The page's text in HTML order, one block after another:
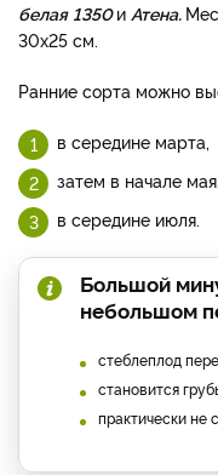
белая 1350и Атена.
30х25 см.
Ранние сорта можно
в середине марта,
затем в начале мая,
в середи­не июля.
Большой
небольшом
стеблеплод
становится
практиче­ски не